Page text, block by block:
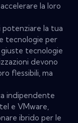
la loro
potenziare la tua
tecnologie per
tecnologie
devono
flessibili, ma
indipendente
e VMware,
ibrido per le